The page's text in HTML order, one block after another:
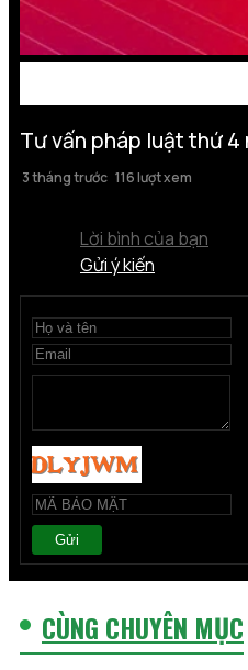
Tư vấn pháp luật thứ
3 tháng trước 116 lượt xem
Lời bình của bạn
Gửi ý kiến
Gửi
CÙNG CHUYÊN MỤC